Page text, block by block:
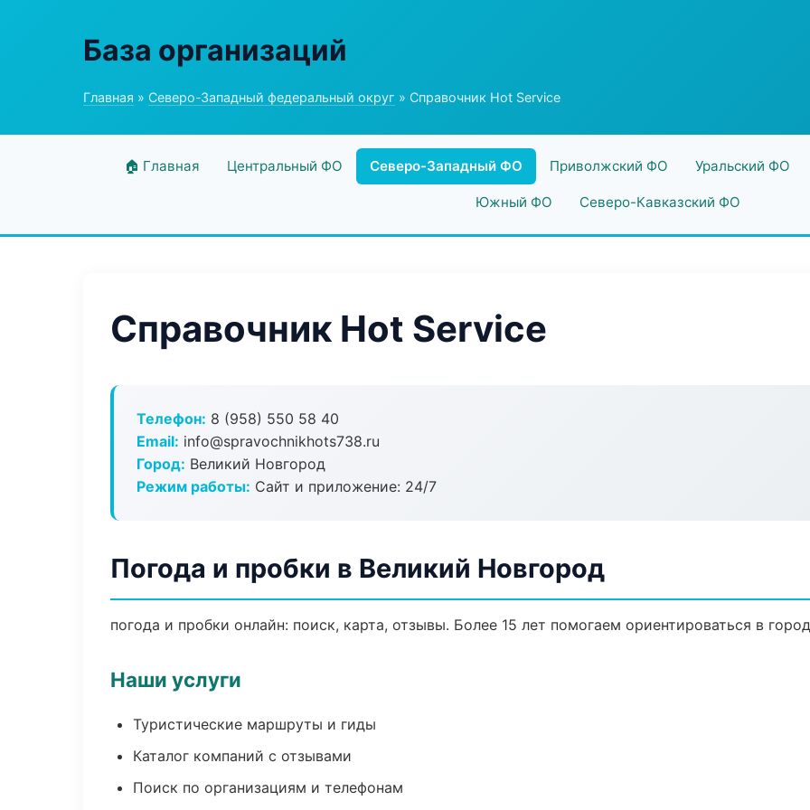
База организаций
Главная » Северо-Западный федеральный округ » Справочник Hot Service
🏠 Главная Центральный ФО Северо-Западный ФО Приволжский ФО Уральский ФО
Южный ФО Северо-Кавказский ФО
Справочник Hot Service
Телефон: 8 (958) 550 58 40
Email: info@spravochnikhots738.ru
Город: Великий Новгород
Режим работы: Сайт и приложение: 24/7
Погода и пробки в Великий Новгород
погода и пробки онлайн: поиск, карта, отзывы. Более 15 лет помогаем ориентироваться в
Наши услуги
Туристические маршруты и гиды
Каталог компаний с отзывами
Поиск по организациям и телефонам